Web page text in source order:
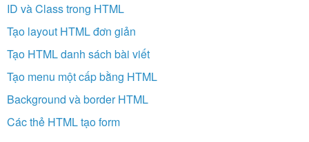
ID và Class trong HTML
Tạo layout HTML đơn giản
Tạo HTML danh sách bài viết
Tạo menu một cấp bằng HTML
Background và border HTML
Các thẻ HTML tạo form